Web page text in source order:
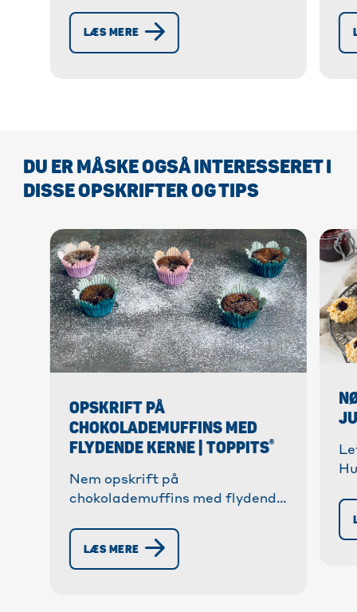
klæbe og til perfekte resultater!
LÆS MERE
DU ER MÅSKE OGSÅ INTERESSERET I
DISSE OPSKRIFTER OG TIPS
OPSKRIFT PÅ
CHOKOLADEMUFFINS MED
FLYDENDE KERNE | TOPPITS®
Nem opskrift på
chokolademuffins med flydende
uimodståeligt lækker. ✓ Tips &
Tricks » Bag nu!
LÆS MERE